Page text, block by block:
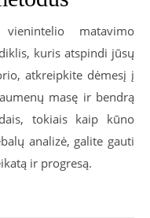
matavimo
kuris atspindi jūsų
atkreipkite dėmesį į
masę ir bendrą
tokiais kaip kūno
analizė, galite gauti
ir progresą.